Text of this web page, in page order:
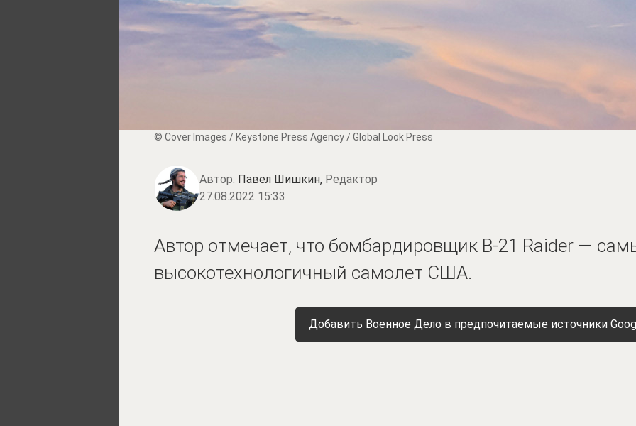
© Cover Images / Keystone Press Agency / Global Look Press
Автор: Павел Шишкин, Редактор
27.08.2022 15:33
Автор отмечает, что бомбардировщик B-21 Raider —
высокотехнологичный самолет США.
Добавить Военное Дело в предпочитаемые источники